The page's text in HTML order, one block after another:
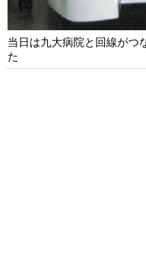
当日は九大病院と回線がつ
た